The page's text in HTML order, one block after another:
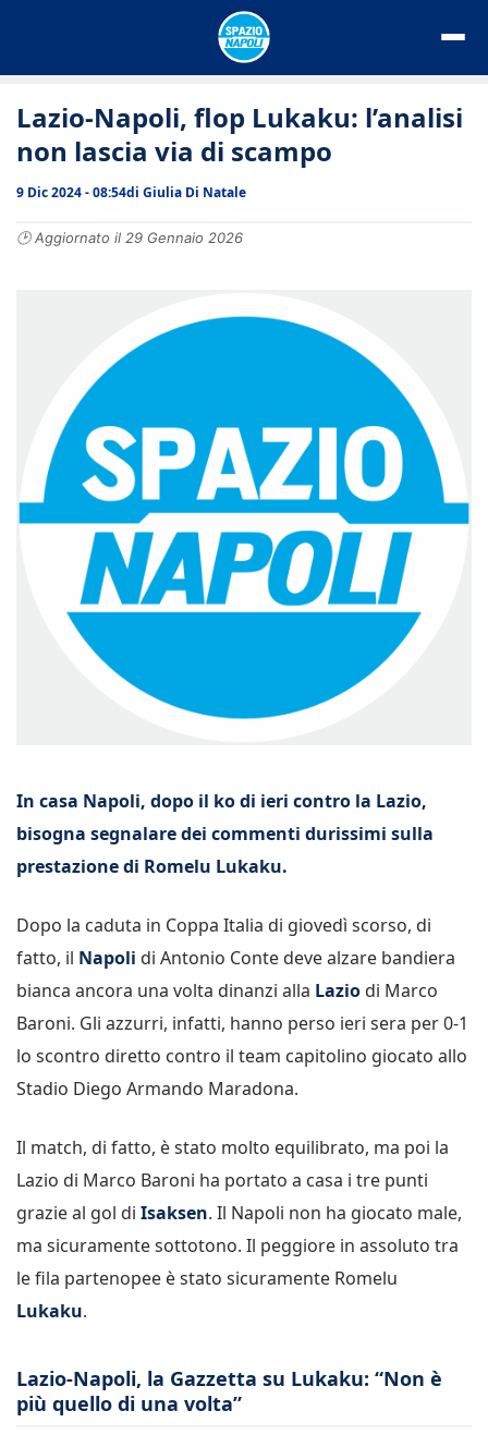
Lazio-Napoli, flop Lukaku: l’analisi
non lascia via di scampo
9 Dic 2024 - 08:54di Giulia Di Natale
🕑 Aggiornato il 29 Gennaio 2026
In casa Napoli, dopo il ko di ieri contro la Lazio,
bisogna segnalare dei commenti durissimi sulla
prestazione di Romelu Lukaku.
Dopo la caduta in Coppa Italia di giovedì scorso, di
fatto, il Napoli di Antonio Conte deve alzare bandiera
bianca ancora una volta dinanzi alla Lazio di Marco
Baroni. Gli azzurri, infatti, hanno perso ieri sera per 0-1
lo scontro diretto contro il team capitolino giocato allo
Stadio Diego Armando Maradona.
Il match, di fatto, è stato molto equilibrato, ma poi la
Lazio di Marco Baroni ha portato a casa i tre punti
grazie al gol di Isaksen. Il Napoli non ha giocato male,
ma sicuramente sottotono. Il peggiore in assoluto tra
le fila partenopee è stato sicuramente Romelu
Lukaku.
Lazio-Napoli, la Gazzetta su Lukaku: “Non è
più quello di una volta”